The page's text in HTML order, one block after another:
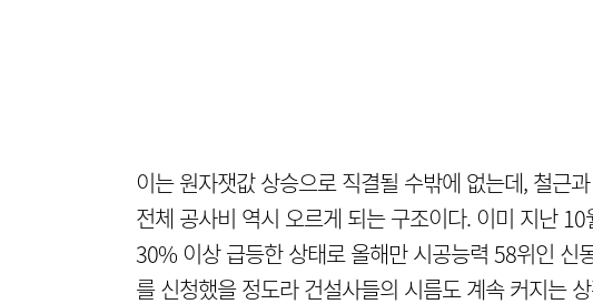
이는 원자잿값 상승으로 직결될 수밖에 없는데, 철근
전체 공사비 역시 오르게 되는 구조이다. 이미 지난
30% 이상 급등한 상태로 올해만 시공능력 58위인 신
를 신청했을 정도라 건설사들의 시름도 계속 커지는